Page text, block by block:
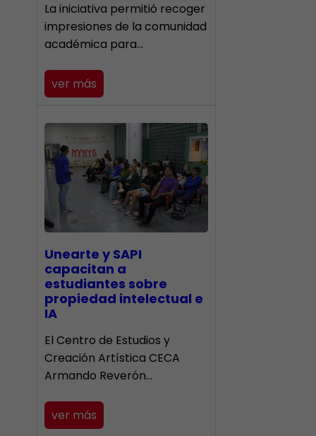
La iniciativa permitió recoger
impresiones de la comunidad
académica para…
ver más
Unearte y SAPI
capacitan a
estudiantes sobre
propiedad intelectual e
IA
El Centro de Estudios y
Creación Artística CECA
Armando Reverón…
ver más